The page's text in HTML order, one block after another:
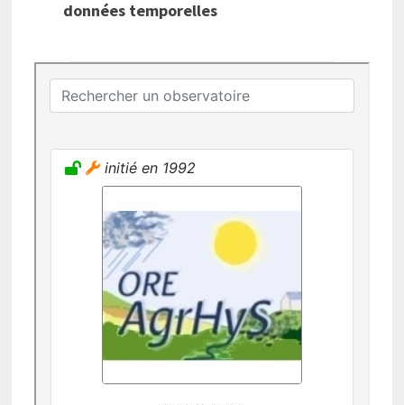
données temporelles